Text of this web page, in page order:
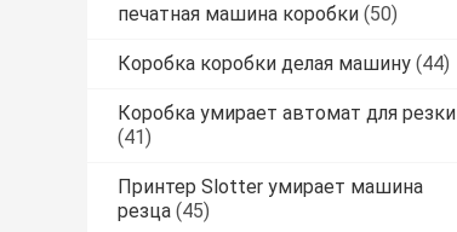
печатная машина коробки (50)
Коробка коробки делая машину (44)
Коробка умирает автомат для резки
(41)
Принтер Slotter умирает машина
резца (45)